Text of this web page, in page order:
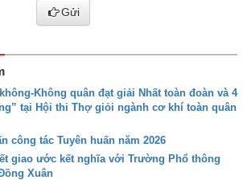
Gửi
Không quân đạt giải Nhất toàn đoàn và 4
tại Hội thi Thợ giỏi ngành cơ khí toàn quân
công tác Tuyên huấn năm 2026
giao ước kết nghĩa với Trường Phổ thông
Xuân